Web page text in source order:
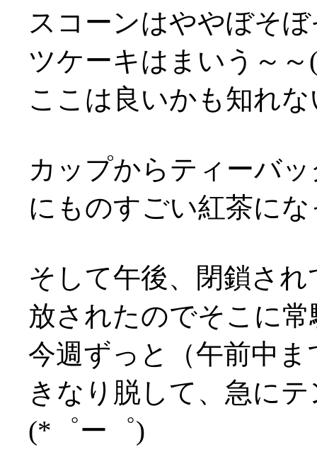
スコーンはややぼそ
ツケーキはまいう～
ここは良いかも知れな
カップからティーバ
にものすごい紅茶に
そして午後、閉鎖さ
放されたのでそこに常
今週ずっと（午前中
きなり脱して、急に
(*゜ー゜)